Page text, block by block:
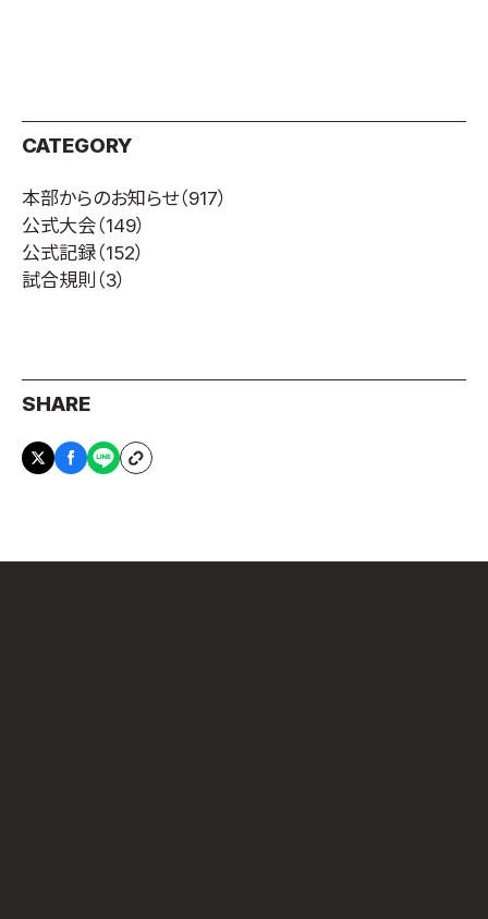
CATEGORY
本部からのお知らせ（917）
公式大会（149）
公式記録（152）
試合規則 （3）
SHARE